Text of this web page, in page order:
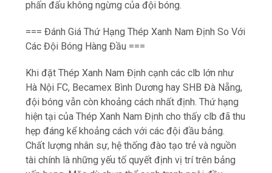
Hà Nội FC, Becamex Bình Dương hay SHB Đà Nẵng,
hiện tại của Thép Xanh Nam Định cho thấy clb đã thu
hẹp đáng kể khoảng cách với các đội đầu bảng.
tài chính là những yếu tố quyết định vị trí trên bảng
xếp hạng. Mặc dù chưa thể cạnh tranh ngôi đầu,
nhưng việc liên tục duy trì vị trí ổn định ở nhóm trên
đã là thành công lớn. Bảng xếp hạng V-League phản
ánh rõ nét sự phân hóa giữa nhóm đầu và nhóm sau
tại Việt Nam.